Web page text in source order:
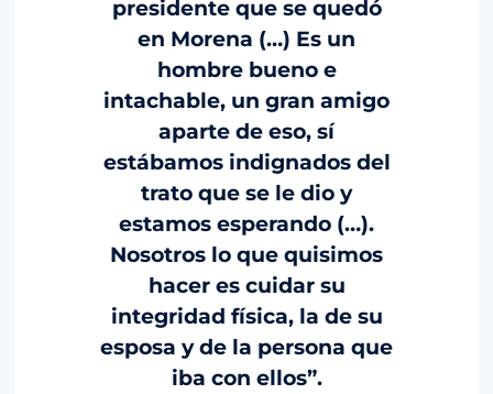
presidente que se quedó
en Morena (…) Es un
hombre bueno e
intachable, un gran amigo
aparte de eso, sí
estábamos indignados del
trato que se le dio y
estamos esperando (…).
Nosotros lo que quisimos
hacer es cuidar su
integridad física, la de su
esposa y de la persona que
iba con ellos”.